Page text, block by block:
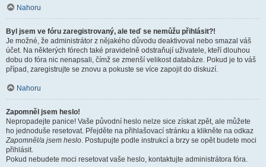
Nahoru
Byl jsem ve fóru zaregistrovaný, ale teď se nemůžu přihlásit?!
Je možné, že administrátor z nějakého důvodu deaktivoval nebo smazal váš
účet. Na některých fórech také pravidelně odstraňují uživatele, kteří dlouhou
dobu do fóra nic nenapsali, čímž se zmenší velikost databáze. Pokud je to váš
případ, zaregistrujte se znovu a pokuste se více zapojit do diskuzí.
Nahoru
Zapomněl jsem heslo!
Nepropadejte panice! Vaše původní heslo nelze sice získat zpět, ale můžete
ho jednoduše resetovat. Přejděte na přihlašovací stránku a klikněte na odkaz
Zapomněl/a jsem heslo. Postupujte podle instrukcí a brzy se opět budete moci
přihlásit.
Pokud nebudete moci resetovat vaše heslo, kontaktujte administrátora fóra.